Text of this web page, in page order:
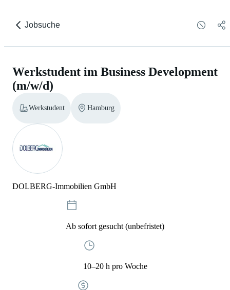
Jobsuche
Werkstudent im Business Development
(m/w/d)
Werkstudent Hamburg
DOLBERG-Immobilien GmbH
Ab sofort gesucht (unbefristet)
10–20 h pro Woche